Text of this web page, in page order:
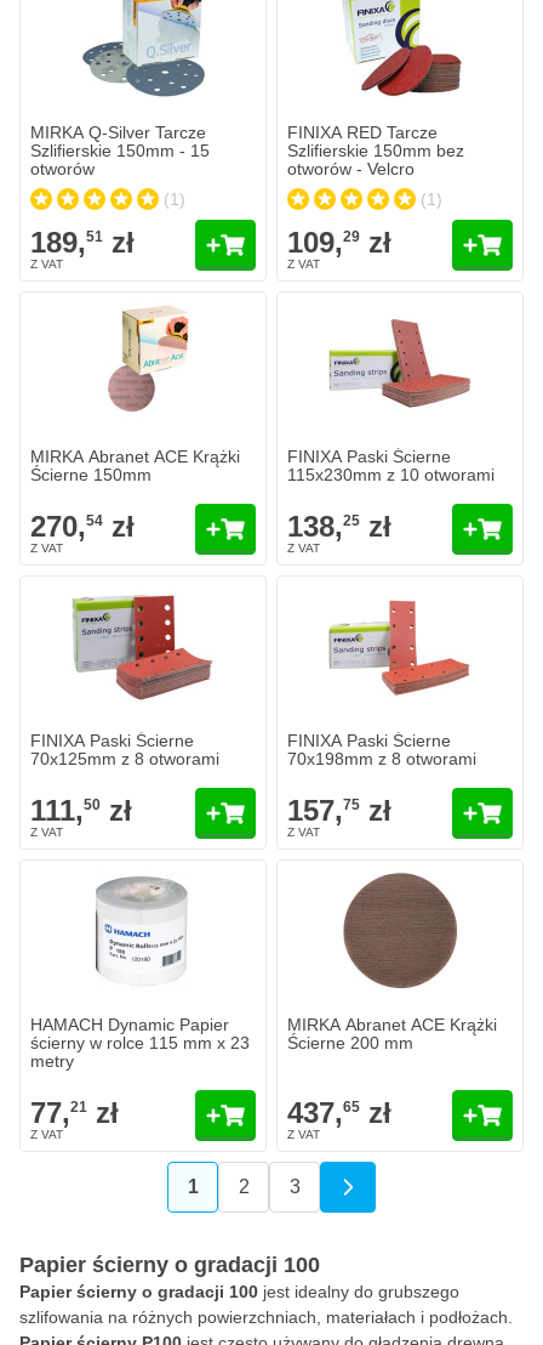
W magazynie
Granulacja
Dodaj do koszyka
MIRKA Q-Silver Tarcze
Szlifierskie 150mm - 15
otworów
(1)
189,51 zł
W magazynie
Granulacja
Dodaj do
FINIXA RED Tarcze
Szlifierskie 150mm bez
otworów - Velcro
(1)
109,29 zł
MIRKA Abranet ACE Krążki Ścierne 150mm
W magazynie
Granulacja
MIRKA Abranet ACE Krążki
Ścierne 150mm
270,54 zł
W magazynie
Granulacja
Dodaj do
FINIXA Paski Ścierne
115x230mm z 10 otworami
138,25 zł
W magazynie
Granulacja
50zł
Dodaj do koszyka
FINIXA Paski Ścierne
70x125mm z 8 otworami
111,50 zł
W magazynie
Dodaj do
FINIXA Paski Ścierne
70x198mm z 8 otworami
157,75 zł
HAMACH Dynamic Papier ścierny w rolce 115 mm x 23 metry
W magazynie
Granulacja
zł
HAMACH Dynamic Papier
ścierny w rolce 115 mm x 23
metry
77,21 zł
MIRKA Abranet ACE Krążki
W magazynie
Granulacja
zł
Dodaj do
MIRKA Abranet ACE Krążki
Ścierne 200 mm
437,65 zł
Aktualnie czytasz stronę
1 Strona
2 Strona
3
Papier ścierny o gradacji 100
Papier ścierny o gradacji 100 jest idealny do grubszego
szlifowania na różnych powierzchniach, materiałach i podłożach.